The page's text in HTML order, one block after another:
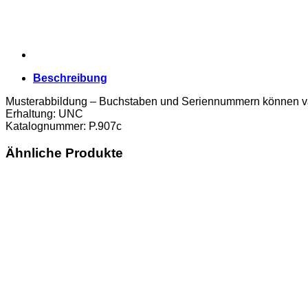
Beschreibung
Musterabbildung – Buchstaben und Seriennummern können
Erhaltung: UNC
Katalognummer: P.907c
Ähnliche Produkte